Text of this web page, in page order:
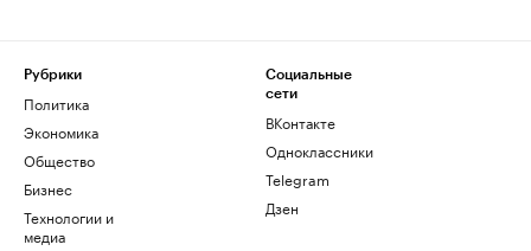
Рубрики
Политика
Экономика
Общество
Бизнес
Технологии и
медиа
Социальные
сети
ВКонтакте
Одноклассники
Telegram
Дзен